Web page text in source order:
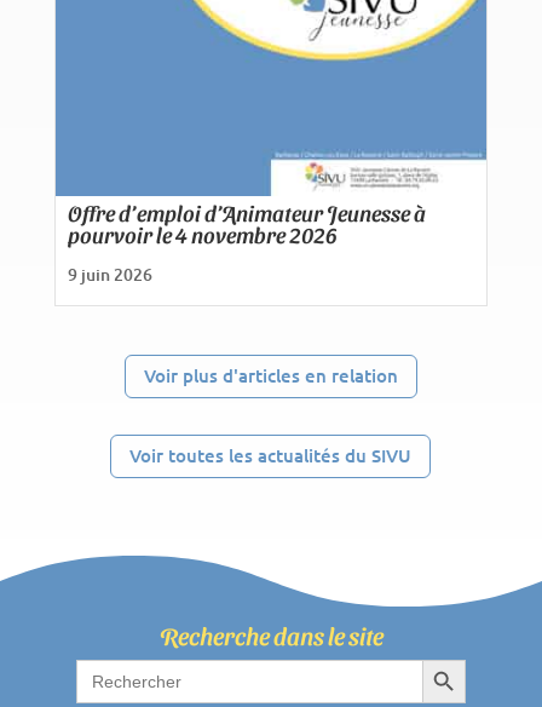
Offre d’emploi d’Animateur Jeunesse à
pourvoir le 4 novembre 2026
9 juin 2026
Voir plus d'articles en relation
Voir toutes les actualités du SIVU
Recherche dans le site
Search
for:
Search Button